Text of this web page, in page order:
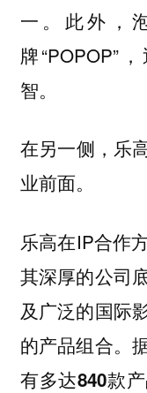
一。 此外，
牌“POPOP”
智。
在另一侧，乐
业前面。
乐高在IP合作
其深厚的公司
及广泛的国际
的产品组合。
有多达840款